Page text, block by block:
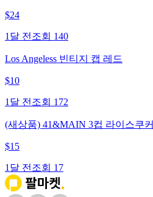
$24
1달 전 조회 140
Los Angeless 빈티지 캡 레드
$10
1달 전 조회 172
(새상품) 41&MAIN 3컵 라이스쿠커
$15
1달 전 조회 17